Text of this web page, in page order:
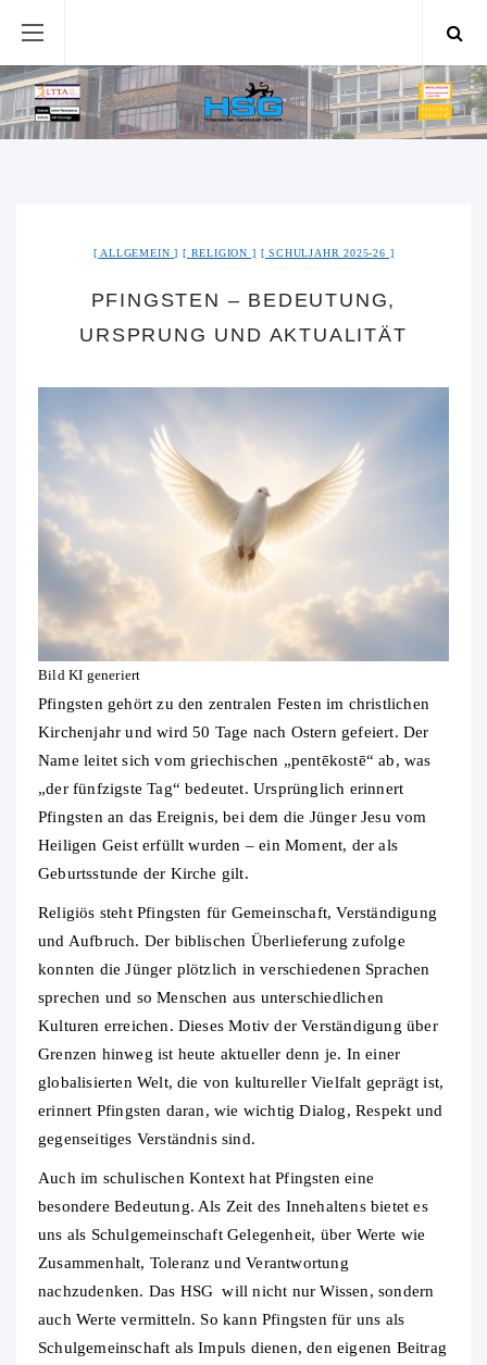
ALLGEMEIN RELIGION SCHULJAHR 2025-26
PFINGSTEN – BEDEUTUNG,
URSPRUNG UND AKTUALITÄT
Bild KI generiert
Pfingsten gehört zu den zentralen Festen im christlichen
Kirchenjahr und wird 50 Tage nach Ostern gefeiert. Der
Name leitet sich vom griechischen „pentēkostē“ ab, was
„der fünfzigste Tag“ bedeutet. Ursprünglich erinnert
Pfingsten an das Ereignis, bei dem die Jünger Jesu vom
Heiligen Geist erfüllt wurden – ein Moment, der als
Geburtsstunde der Kirche gilt.
Religiös steht Pfingsten für Gemeinschaft, Verständigung
und Aufbruch. Der biblischen Überlieferung zufolge
konnten die Jünger plötzlich in verschiedenen Sprachen
sprechen und so Menschen aus unterschiedlichen
Kulturen erreichen. Dieses Motiv der Verständigung über
Grenzen hinweg ist heute aktueller denn je. In einer
globalisierten Welt, die von kultureller Vielfalt geprägt ist,
erinnert Pfingsten daran, wie wichtig Dialog, Respekt und
gegenseitiges Verständnis sind.
Auch im schulischen Kontext hat Pfingsten eine
besondere Bedeutung. Als Zeit des Innehaltens bietet es
uns als Schulgemeinschaft Gelegenheit, über Werte wie
Zusammenhalt, Toleranz und Verantwortung
nachzudenken. Das HSG will nicht nur Wissen, sondern
auch Werte vermitteln. So kann Pfingsten für uns als
Schulgemeinschaft als Impuls dienen, den eigenen Beitrag